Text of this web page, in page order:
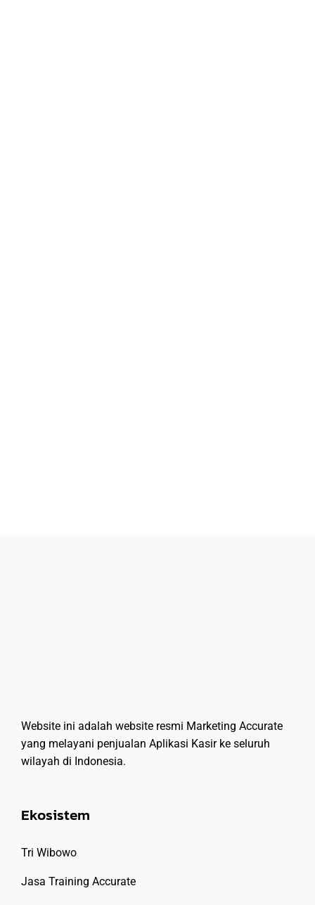
Website ini adalah website resmi Marketing Accurate
yang melayani penjualan Aplikasi Kasir ke seluruh
wilayah di Indonesia.
Ekosistem
Tri Wibowo
Jasa Training Accurate